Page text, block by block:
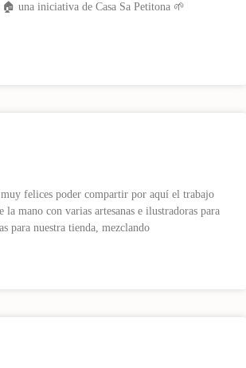
🏠 una iniciativa de Casa Sa Petitona 🌱
felices poder compartir por aquí el trabajo
la mano con varias artesanas e ilustradoras para
para nuestra tienda, mezclando